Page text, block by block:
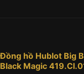
Đồng hồ Hublot Big
Black Magic